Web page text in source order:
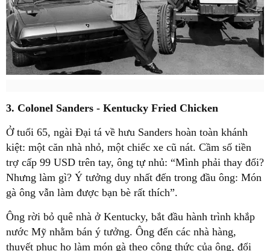
3. Colonel Sanders - Kentucky Fried Chicken
Ở tuổi 65, ngài Đại tá về hưu Sanders hoàn toàn khánh
kiệt: một căn nhà nhỏ, một chiếc xe cũ nát. Cầm số tiền
trợ cấp 99 USD trên tay, ông tự nhủ: “Mình phải thay đổi?
Nhưng làm gì? Ý tưởng duy nhất đến trong đầu ông: Món
gà ông vẫn làm được bạn bè rất thích”.
Ông rời bỏ quê nhà ở Kentucky, bắt đầu hành trình khắp
nước Mỹ nhằm bán ý tưởng. Ông đến các nhà hàng,
thuyết phục họ làm món gà theo công thức của ông, đổi